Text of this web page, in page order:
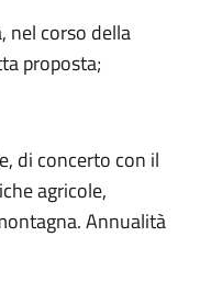
nel corso della
proposta;
di concerto con il
agricole,
Annualità